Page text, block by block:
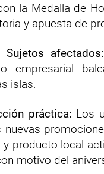
la Medalla de
y apuesta de
Sujetos afectados:
empresarial
islas.
práctica: Los
nuevas
y producto local
motivo del